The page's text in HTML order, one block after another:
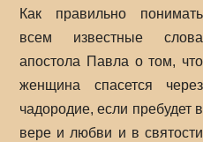
Как правильно понимать
всем известные слова
апостола Павла о том, что
женщина спасется через
чадородие, если пребудет в
вере и любви и в святости